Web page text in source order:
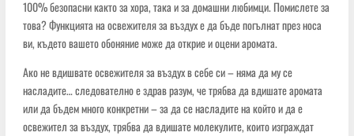
100% безопасни както за хора, така и за домашни любимци. Помислете за
това? Функцията на освежителя за въздух е да бъде погълнат през носа
ви, където вашето обоняние може да открие и оцени аромата.
Ако не вдишвате освежителя за въздух в себе си – няма да му се
насладите… следователно е здрав разум, че трябва да вдишате аромата
или да бъдем много конкретни – за да се насладите на който и да е
освежител за въздух, трябва да вдишате молекулите, които изграждат